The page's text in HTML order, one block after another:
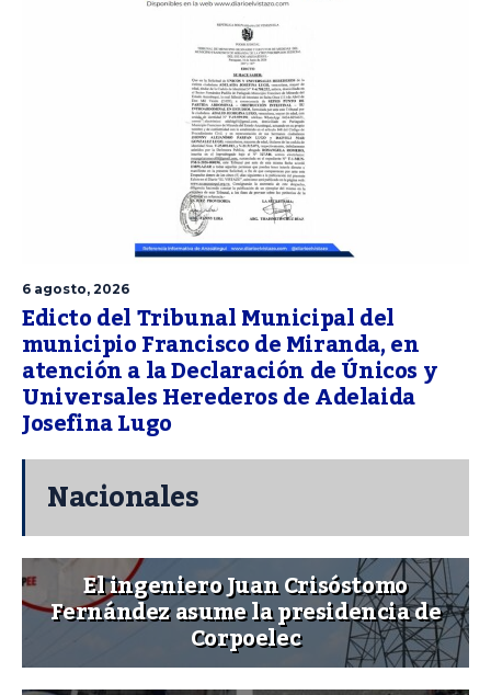
6 agosto, 2026
Edicto del Tribunal Municipal del
municipio Francisco de Miranda, en
atención a la Declaración de Únicos y
Universales Herederos de Adelaida
Josefina Lugo
Nacionales
El ingeniero Juan Crisóstomo
Fernández asume la presidencia de
Corpoelec